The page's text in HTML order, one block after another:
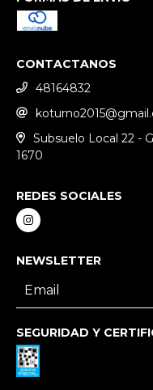
CONTACTANOS
48164832
Subsuelo Local 22 -
1670
REDES SOCIALES
NEWSLETTER
SEGURIDAD Y